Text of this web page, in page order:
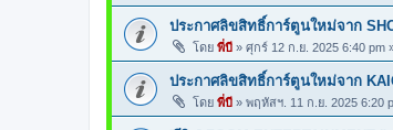
ประกาศลิขสิทธิ์การ์ตูนใหม่จาก
โดย พี่บี » ศุกร์ 12 ก.ย. 2025 6:40 pm
ประกาศลิขสิทธิ์การ์ตูนใหม่จาก
โดย พี่บี » พฤหัสฯ. 11 ก.ย. 2025 6:20